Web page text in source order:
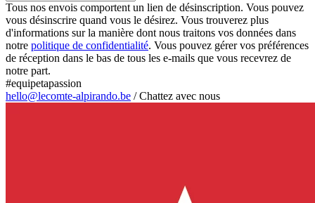
Tous nos envois comportent un lien de désinscription. Vous pouvez
vous désinscrire quand vous le désirez. Vous trouverez plus
d'informations sur la manière dont nous traitons vos données dans
notre politique de confidentialité. Vous pouvez gérer vos préférences
de réception dans le bas de tous les e-mails que vous recevrez de
notre part.
#equipetapassion
hello@lecomte-alpirando.be /Chattez avec nous